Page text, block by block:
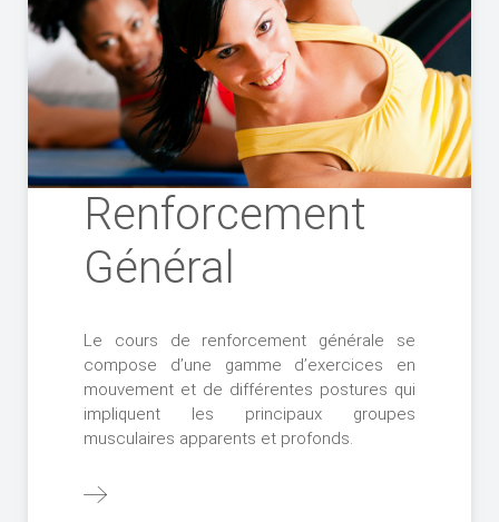
Renforcement
Général
Le cours de renforcement générale se
compose d’une gamme d’exercices en
mouvement et de différentes postures qui
impliquent les principaux groupes
musculaires apparents et profonds.